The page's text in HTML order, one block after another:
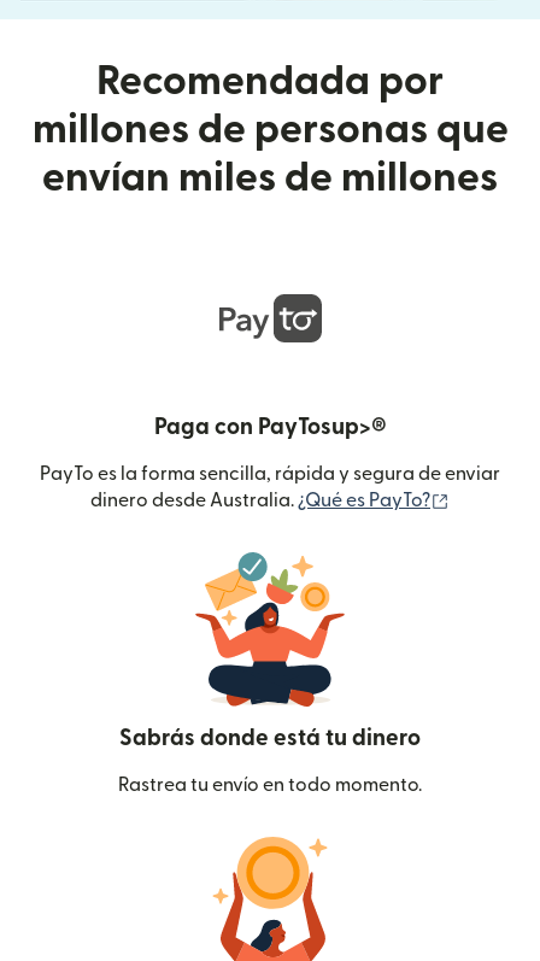
Recomendada por
millones de personas que
envían miles de millones
Paga con PayTosup>®
PayTo es la forma sencilla, rápida y segura de enviar
dinero desde Australia. ¿Qué es PayTo?
Sabrás donde está tu dinero
Rastrea tu envío en todo momento.